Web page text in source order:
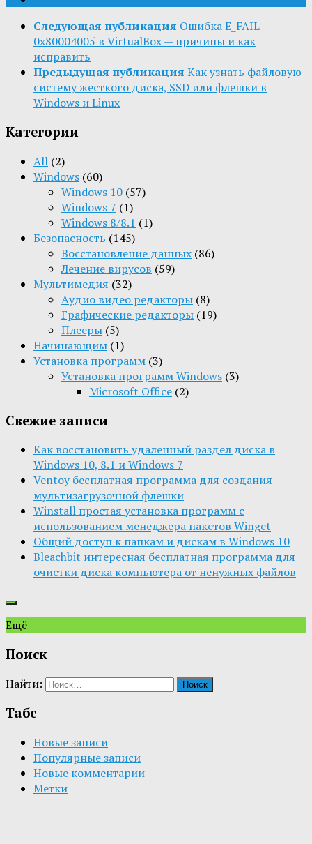
Следующая публикация Ошибка E_FAIL
0x80004005 в VirtualBox — причины и как
исправить
Предыдущая публикация Как узнать файловую
систему жесткого диска, SSD или флешки в
Windows и Linux
Категории
All (2)
Windows (60)
Windows 10 (57)
Windows 7 (1)
Windows 8/8.1 (1)
Безопасность (145)
Восстановление данных (86)
Лечение вирусов (59)
Мультимедия (32)
Aудио видео редакторы (8)
Графические редакторы (19)
Плееры (5)
Начинающим (1)
Установка программ (3)
Установка программ Windows (3)
Microsoft Office (2)
Свежие записи
Как восстановить удаленный раздел диска в
Windows 10, 8.1 и Windows 7
Ventoy бесплатная программа для создания
мультизагрузочной флешки
Winstall простая установка программ с
использованием менеджера пакетов Winget
Общий доступ к папкам и дискам в Windows 10
Bleachbit интересная бесплатная программа для
очистки диска компьютера от ненужных файлов
Ещё
Поиск
Найти:
Табс
Новые записи
Популярные записи
Новые комментарии
Метки